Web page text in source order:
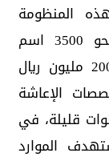
المنظومة
بتضخيم كشوف المرتبات عبر إدراج نحو 3500 اسم
وهمي، ما أدى إلى استنزاف قرابة 200 مليون ريال
الإعاشة
سنوات قليلة، في
الموارد